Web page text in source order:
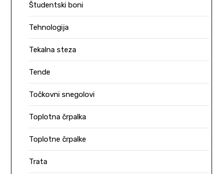
Študentski boni
Tehnologija
Tekalna steza
Tende
Točkovni snegolovi
Toplotna črpalka
Toplotne črpalke
Trata